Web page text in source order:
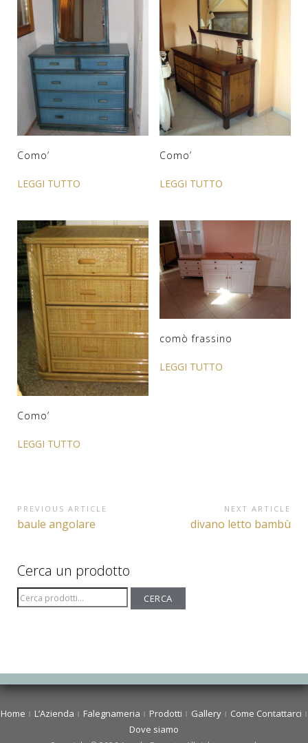
Como’
LEGGI TUTTO
Como’
LEGGI TUTTO
Como’
LEGGI TUTTO
comò frassino
LEGGI TUTTO
Navigazione
articoli
PREVIOUS ARTICLE
Previous
baule angolare
NEXT ARTICLE
Next
divano letto bambù
Cerca un prodotto
Cerca: CERCA
Home L’Azienda Falegnameria Prodotti Gallery
Come Contattarci
Dove siamo